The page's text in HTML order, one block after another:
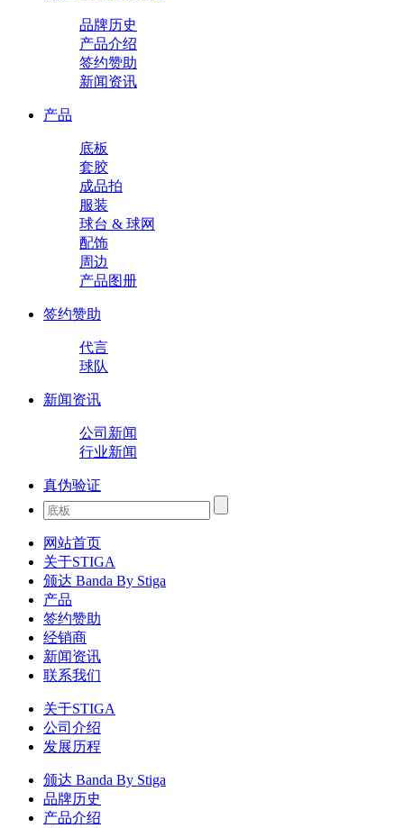
品牌历史
产品介绍
签约赞助
新闻资讯
产品
底板
套胶
成品拍
服装
球台 & 球网
配饰
周边
产品图册
签约赞助
代言
球队
新闻资讯
公司新闻
行业新闻
真伪验证
网站首页
关于STIGA
颁达 Banda By Stiga
产品
签约赞助
经销商
新闻资讯
联系我们
关于STIGA
公司介绍
发展历程
颁达 Banda By Stiga
品牌历史
产品介绍